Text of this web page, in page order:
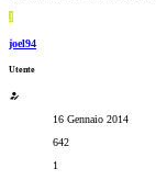
J
joel94
Utente
16 Gennaio 2014
642
1